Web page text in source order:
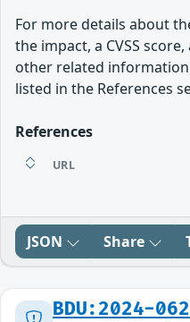
For more details about
the impact, a CVSS
other related
listed in the References
References
URL
JSON Share
BDU:2024-